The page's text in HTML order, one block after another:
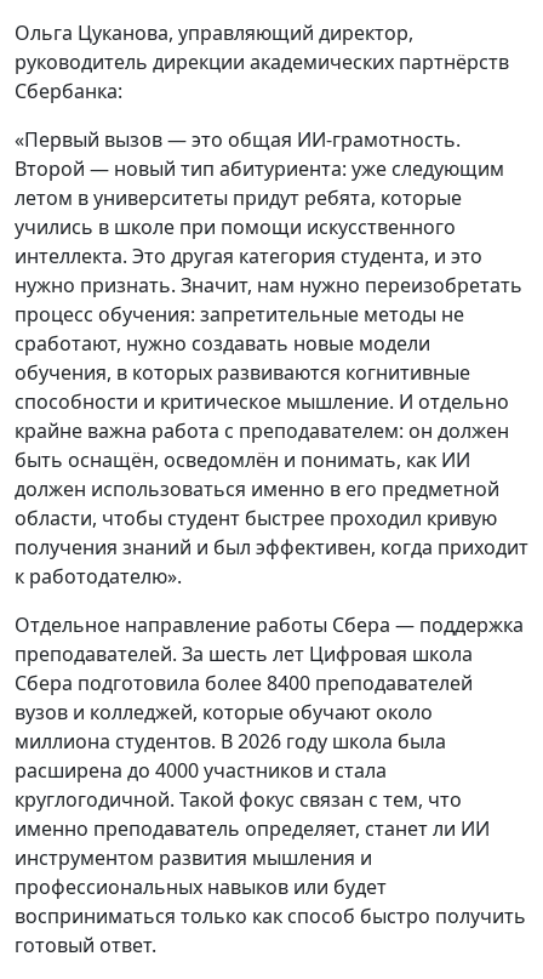
Ольга Цуканова, управляющий директор,
руководитель дирекции академических партнёрств
Сбербанка:
«Первый вызов — это общая ИИ-грамотность.
Второй — новый тип абитуриента: уже следующим
летом в университеты придут ребята, которые
учились в школе при помощи искусственного
интеллекта. Это другая категория студента, и это
нужно признать. Значит, нам нужно переизобретать
процесс обучения: запретительные методы не
сработают, нужно создавать новые модели
обучения, в которых развиваются когнитивные
способности и критическое мышление. И отдельно
крайне важна работа с преподавателем: он должен
быть оснащён, осведомлён и понимать, как ИИ
должен использоваться именно в его предметной
области, чтобы студент быстрее проходил кривую
получения знаний и был эффективен, когда приходит
к работодателю».
Отдельное направление работы Сбера — поддержка
преподавателей. За шесть лет Цифровая школа
Сбера подготовила более 8400 преподавателей
вузов и колледжей, которые обучают около
миллиона студентов. В 2026 году школа была
расширена до 4000 участников и стала
круглогодичной. Такой фокус связан с тем, что
именно преподаватель определяет, станет ли ИИ
инструментом развития мышления и
профессиональных навыков или будет
восприниматься только как способ быстро получить
готовый ответ.